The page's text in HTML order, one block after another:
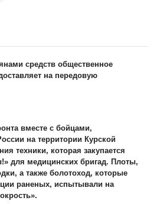
средств общественное
на передовую
вместе с бойцами,
на территории Курской
техники, которая закупается
для медицинских бригад. Плоты,
а также болотоход, которые
раненых, испытывали на